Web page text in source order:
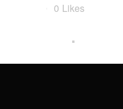
0 Likes